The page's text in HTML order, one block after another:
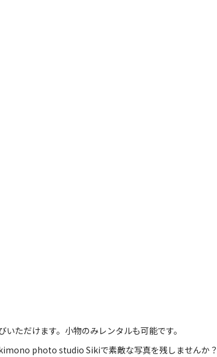
ただけます。小物のみレンタルも可能です。
photo studio Sikiで素敵な写真を残しませんか？